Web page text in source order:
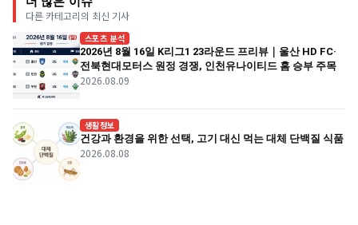
다른 카테고리의 최신 기사
스포츠 분석
2026년 8월 16일 K리그1 23라운드 프리뷰｜울산 HD FC·
전북현대모터스 원정 경쟁, 인천유나이티드 홈 승부 주목
2026.08.09
생활정보
건강과 환경을 위한 선택, 고기 대신 먹는 대체 단백질 식품
2026.08.08